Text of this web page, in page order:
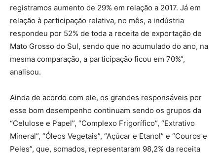
registramos aumento de 29% em relação a 2017. Já em
relação à participação relativa, no mês, a indústria
respondeu por 52% de toda a receita de exportação de
Mato Grosso do Sul, sendo que no acumulado do ano, na
mesma comparação, a participação ficou em 70%”,
analisou.
Ainda de acordo com ele, os grandes responsáveis por
esse bom desempenho continuam sendo os grupos da
“Celulose e Papel”, “Complexo Frigorífico”, “Extrativo
Mineral”, “Óleos Vegetais”, “Açúcar e Etanol” e “Couros e
Peles”, que, somados, representaram 98,2% da receita